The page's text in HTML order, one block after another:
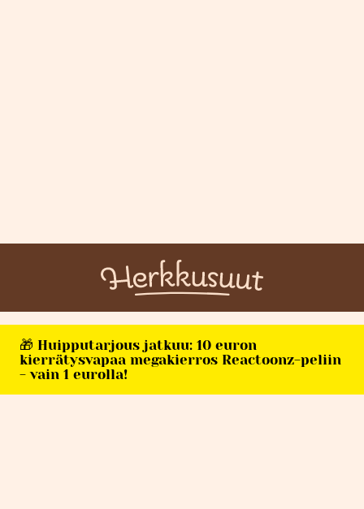
🎁 Huipputarjous jatkuu: 10 euron
kierrätysvapaa megakierros Reactoonz-peliin
- vain 1 eurolla!